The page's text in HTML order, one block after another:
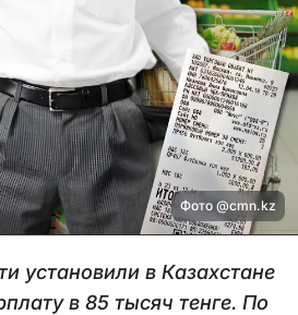
Фото @cmn.kz
установили в Казахстане
в 85 тысяч тенге. По